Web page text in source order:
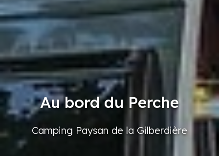
Au bord du Perche
Camping Paysan de la Gilberdière